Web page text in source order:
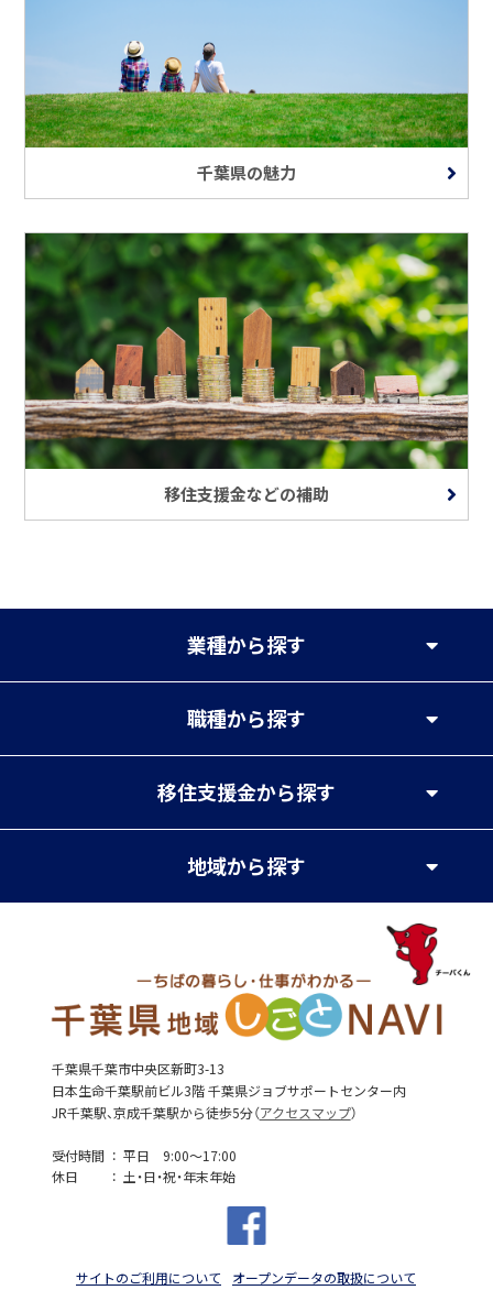
千葉県の魅力
移住支援金などの補助
業種から探す
職種から探す
移住支援金から探す
地域から探す
千葉県千葉市中央区新町3-13
日本生命千葉駅前ビル3階 千葉県ジョブサポートセンター内
JR千葉駅、京成千葉駅から徒歩5分（アクセスマップ）
受付時間
平日 9:00～17:00
休日
土・日・祝・年末年始
サイトのご利用について オープンデータの取扱について